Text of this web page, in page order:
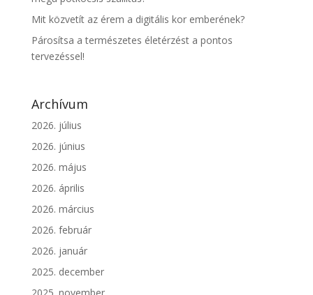
Mit közvetít az érem a digitális kor emberének?
Párosítsa a természetes életérzést a pontos
tervezéssel!
Archívum
2026. július
2026. június
2026. május
2026. április
2026. március
2026. február
2026. január
2025. december